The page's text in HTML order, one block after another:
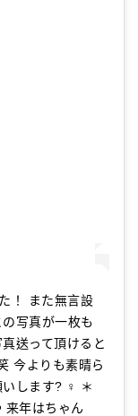
！ また無言設
写真が一枚も
送って頂けると
今よりも素晴ら
いします? ♀️ ＊
年はちゃん